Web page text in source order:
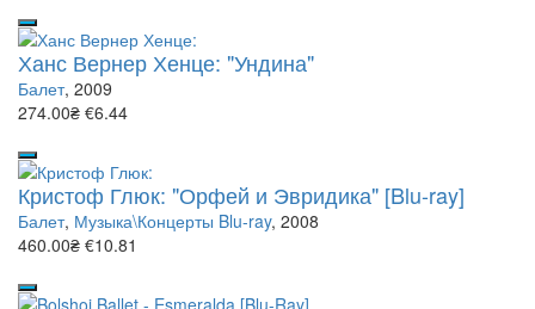
Ханс Вернер Хенце: "Ундина"
Балет, 2009
274.00₴ €6.44
Кристоф Глюк: "Орфей и Эвридика" [Blu-ray]
Балет, Музыка\Концерты Blu-ray, 2008
460.00₴ €10.81